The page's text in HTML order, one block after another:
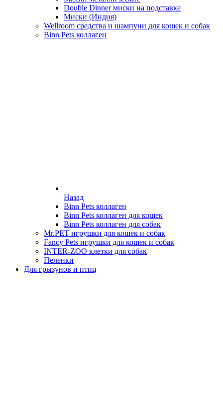
Double Dinner миски на подставке
Миски (Индия)
Wellroom средства и шампуни для кошек и собак
Binn Pets коллаген
Назад
Binn Pets коллаген
Binn Pets коллаген для кошек
Binn Pets коллаген для собак
Mr.PET игрушки для кошек и собак
Fancy Pets игрушки для кошек и собак
INTER-ZOO клетки для собак
Пеленки
Для грызунов и птиц